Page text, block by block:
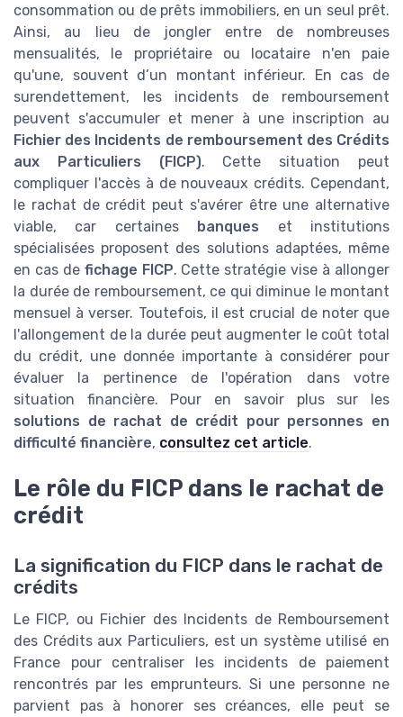
consommation ou de prêts immobiliers, en un seul prêt.
Ainsi, au lieu de jongler entre de nombreuses
mensualités, le propriétaire ou locataire n'en paie
qu'une, souvent d’un montant inférieur. En cas de
surendettement, les incidents de remboursement
peuvent s'accumuler et mener à une inscription au
Fichier des Incidents de remboursement des Crédits
aux Particuliers (FICP). Cette situation peut
compliquer l'accès à de nouveaux crédits. Cependant,
le rachat de crédit peut s'avérer être une alternative
viable, car certaines
banques et institutions
spécialisées proposent des solutions adaptées, même
en cas de fichage FICP. Cette stratégie vise à allonger
la durée de remboursement, ce qui diminue le montant
mensuel à verser. Toutefois, il est crucial de noter que
l'allongement de la durée peut augmenter le coût total
du crédit, une donnée importante à considérer pour
évaluer la pertinence de l'opération dans votre
situation financière. Pour en savoir plus sur les
solutions de rachat de crédit pour personnes en
difficulté financière, consultez cet article.
Le rôle du FICP dans le rachat de
crédit
La signification du FICP dans le rachat de
crédits
Le FICP, ou Fichier des Incidents de Remboursement
des Crédits aux Particuliers, est un système utilisé en
France pour centraliser les incidents de paiement
rencontrés par les emprunteurs. Si une personne ne
parvient pas à honorer ses créances, elle peut se